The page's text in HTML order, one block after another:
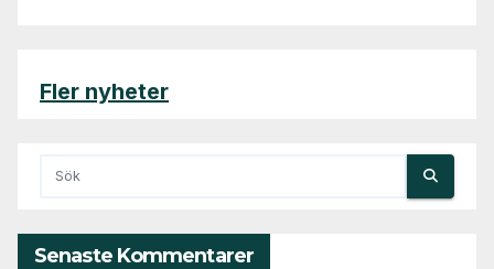
Fler nyheter
Senaste Kommentarer